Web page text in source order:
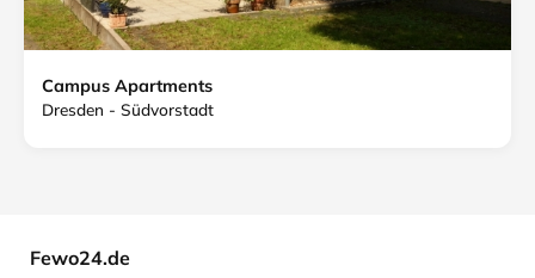
Campus Apartments
Dresden - Südvorstadt
Fewo24.de